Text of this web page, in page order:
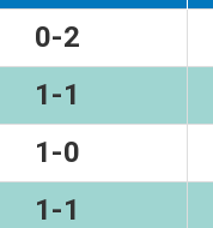
0-2
1-1
1-0
1-1